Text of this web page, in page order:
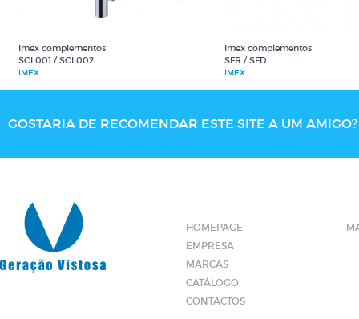
Imex complementos
SCL001 / SCL002
IMEX
Imex complementos
SFR / SFD
IMEX
GOSTARIA DE RECOMENDAR ESTE SITE A UM
HOMEPAGE
EMPRESA
MARCAS
CATÁLOGO
CONTACTOS